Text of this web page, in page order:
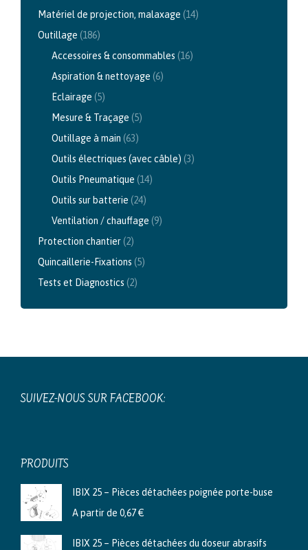
Matériel de projection, malaxage (14)
Outillage (186)
Accessoires & consommables (16)
Aspiration & nettoyage (6)
Eclairage (5)
Mesure & Traçage (5)
Outillage à main (63)
Outils électriques (avec câble) (3)
Outils Pneumatique (14)
Outils sur batterie (24)
Ventilation / chauffage (9)
Protection chantier(2)
Quincaillerie-Fixations (5)
Tests et Diagnostics (2)
SUIVEZ-NOUS SUR FACEBOOK:
PRODUITS
IBIX 25 – Pièces détachées poignée porte-buse
A partir de 0,67€
IBIX 25 – Pièces détachées du doseur abrasifs